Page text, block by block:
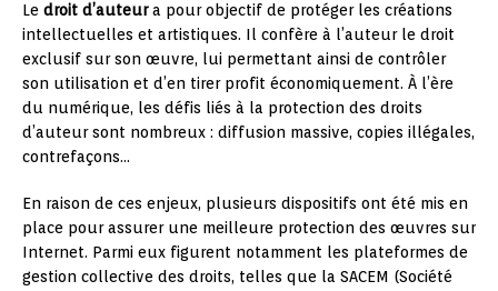
Le droit d’auteura pour objectif de protéger les créations
intellectuelles et artistiques. Il confère à l’auteur le droit
exclusif sur son œuvre, lui permettant ainsi de contrôler
son utilisation et d’en tirer profit économiquement. À l’ère
du numérique, les défis liés à la protection des droits
d’auteur sont nombreux : diffusion massive, copies illégales,
contrefaçons…
En raison de ces enjeux, plusieurs dispositifs ont été mis en
place pour assurer une meilleure protection des œuvres sur
Internet. Parmi eux figurent notamment les plateformes de
gestion collective des droits, telles que la SACEM (Société